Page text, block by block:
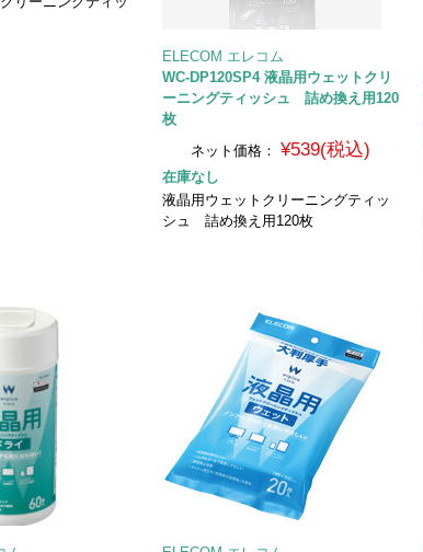
ELECOM エレコム
WC-DP120SP4 液晶用ウェットクリ
ーニングティッシュ 詰め換え用120
枚
ネット価格： ¥539(税込)
在庫なし
液晶用ウェットクリーニングティッ
シュ 詰め換え用120枚